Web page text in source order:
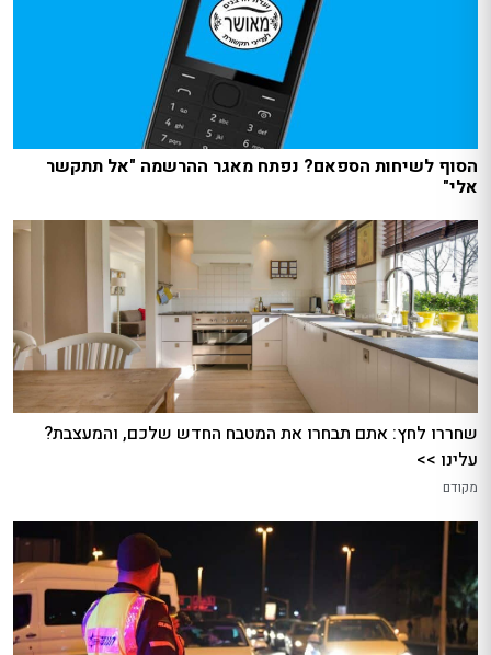
הסוף לשיחות הספאם? נפתח מאגר ההרשמה "אל תתקשר
אלי"
שחררו לחץ: אתם תבחרו את המטבח החדש שלכם, והמעצבת?
עלינו >>
מקודם